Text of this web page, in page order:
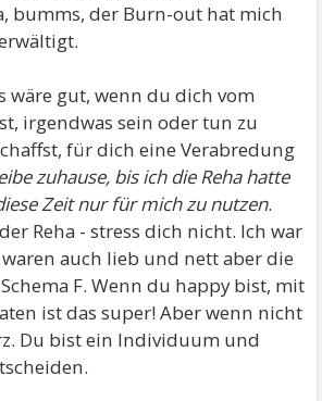
bumms, der Burn-out hat mich
wäre gut, wenn du dich vom
irgendwas sein oder tun zu
für dich eine Verabredung
zuhause, bis ich die Reha hatte
Zeit nur für mich zu nutzen.
Reha - stress dich nicht. Ich war
auch lieb und nett aber die
F. Wenn du happy bist, mit
ist das super! Aber wenn nicht
Du bist ein Individuum und